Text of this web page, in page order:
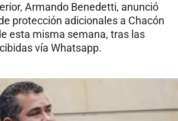
Armando Benedetti, anunció
protección adicionales a Chacón
esta misma semana, tras las
vía Whatsapp.